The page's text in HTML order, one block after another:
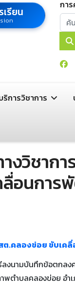
รียน
กา
การ
ริการวิชาการ
วิชากา
ลื่อนกา
ต.คลองข่อย ขับเ
งนามบันทึกข้อตกลง
พตำบลคลองข่อย อำ